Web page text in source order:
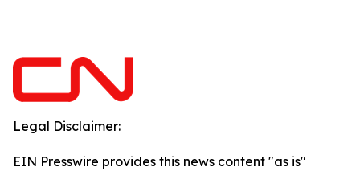
Legal Disclaimer:
EIN Presswire provides this news content "as is"